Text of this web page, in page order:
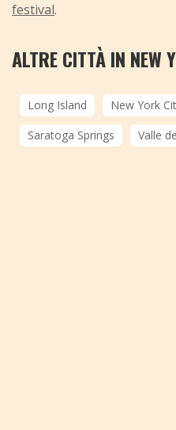
festival.
ALTRE CITTÀ IN NEW
Long Island New York
Saratoga Springs
Valle